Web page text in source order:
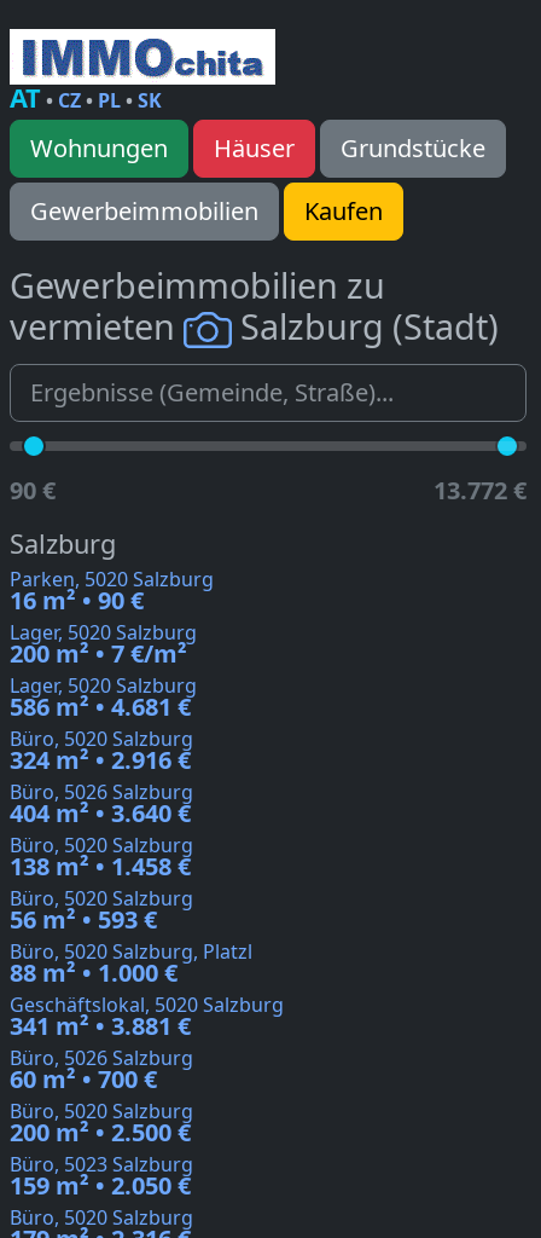
AT• CZ• PL•SK
Wohnungen Häuser
Grundstücke
Gewerbeimmobilien
Kaufen
Gewerbeimmobilien zu
vermieten
Salzburg (Stadt)
90 € 13.772 €
Salzburg
Parken, 5020 Salzburg
16 m² • 90 €
Lager, 5020 Salzburg
200 m² • 7 €/m²
Lager, 5020 Salzburg
586 m² • 4.681 €
Büro, 5020 Salzburg
324 m² • 2.916 €
Büro, 5026 Salzburg
404 m² • 3.640 €
Büro, 5020 Salzburg
138 m² • 1.458 €
Büro, 5020 Salzburg
56 m² • 593 €
Büro, 5020 Salzburg, Platzl
88 m² • 1.000 €
Geschäftslokal, 5020 Salzburg
341 m² • 3.881 €
Büro, 5026 Salzburg
60 m² • 700 €
Büro, 5020 Salzburg
200 m² • 2.500 €
Büro, 5023 Salzburg
159 m² • 2.050 €
Büro, 5020 Salzburg